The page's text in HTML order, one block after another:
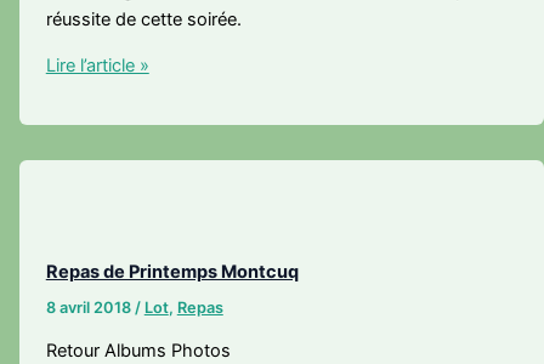
réussite de cette soirée.
Repas
Lire l’article »
Repas de Printemps Montcuq
8 avril 2018 / Lot, Repas
Retour Albums Photos